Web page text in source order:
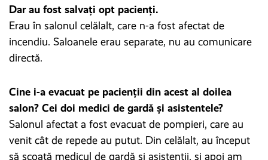
Dar au fost salvați opt pacienți.
Erau în salonul celălalt, care n-a fost afectat de
incendiu. Saloanele erau separate, nu au comunicare
directă.
Cine i-a evacuat pe pacienții din acest al doilea
salon? Cei doi medici de gardă și asistentele?
Salonul afectat a fost evacuat de pompieri, care au
venit cât de repede au putut. Din celălalt, au început
să scoată medicul de gardă și asistenții, și apoi am